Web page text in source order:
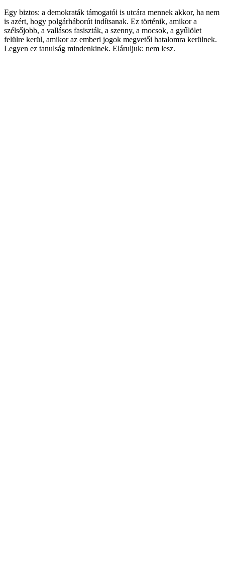
Egy biztos: a demokraták támogatói is utcára mennek akkor, ha nem
is azért, hogy polgárháborút indítsanak. Ez történik, amikor a
szélsőjobb, a vallásos fasiszták, a szenny, a mocsok, a gyűlölet
felülre kerül, amikor az emberi jogok megvetői hatalomra kerülnek.
Legyen ez tanulság mindenkinek. Eláruljuk: nem lesz.